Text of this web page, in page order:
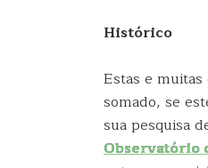
Histórico
Estas e
somado, se
sua pesquisa
Observatório